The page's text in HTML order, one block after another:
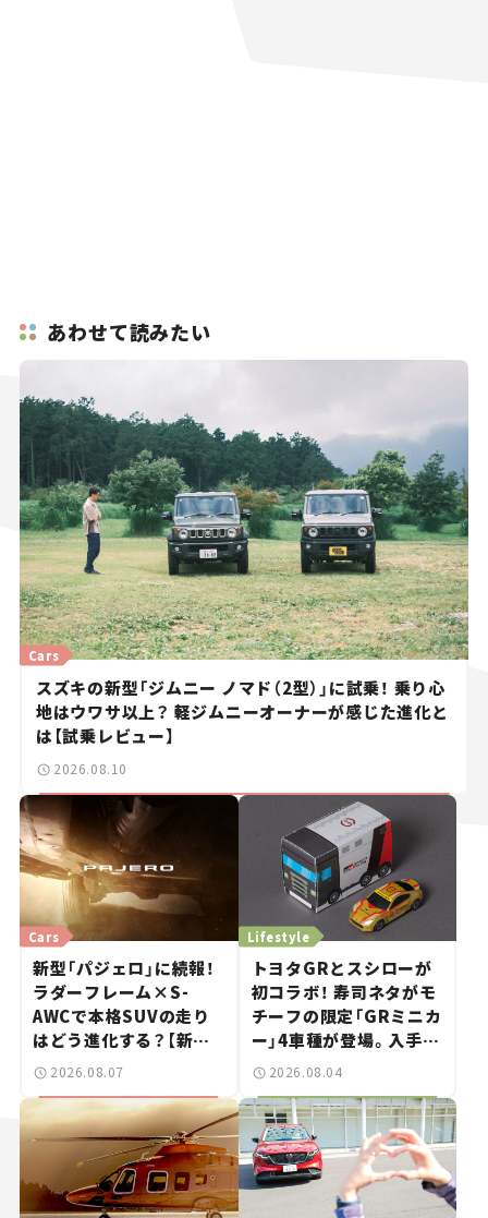
あわせて読みたい
Cars
スズキの新型「ジムニー ノマド（2型）」に試乗！ 乗り心
地はウワサ以上？ 軽ジムニーオーナーが感じた進化と
は【試乗レビュー】
2026.08.10
Cars
新型「パジェロ」に続報！
ラダーフレーム×S-
AWCで本格SUVの走り
はどう進化する？【新車
ニュース】
2026.08.07
Lifestyle
トヨタGRとスシローが
初コラボ！ 寿司ネタがモ
チーフの限定「GRミニカ
ー」4車種が登場。入手方
法は？【クルマとホビー】
2026.08.04